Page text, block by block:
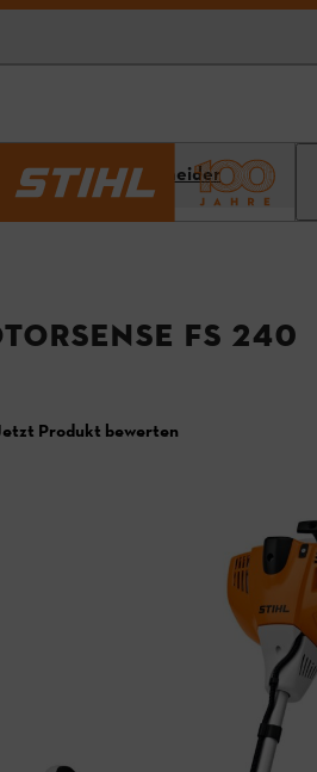
/ Freischneider
FS 240
Produkt bewerten